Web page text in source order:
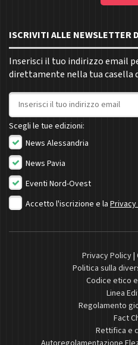
ISCRIVITI ALLE NEWSLETTER
Inserisci il tuo indirizzo email
direttamente nella tua casella
Indirizzo email
Scegli le tue edizioni:
News Alessandria
News Pavia
Eventi Nord-Ovest
Accetto l'iscrizione e la
Privacy Policy|
Politica sulla
Codice etico
Linea
Regolamento
Fact
Rettifica e